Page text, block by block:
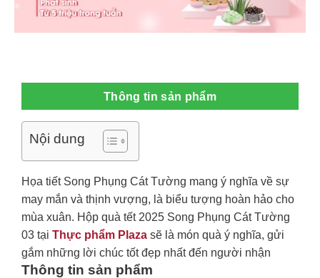
Thông tin sản phẩm
Nội dung
Họa tiết Song Phụng Cát Tường mang ý nghĩa về sự
may mắn và thịnh vượng, là biểu tượng hoàn hảo cho
mùa xuân. Hộp quà tết 2025 Song Phụng Cát Tường
03 tại Thực phẩm Plazasẽ là món quà ý nghĩa, gửi
gắm những lời chúc tốt đẹp nhất đến người nhận
Thông tin sản phẩm